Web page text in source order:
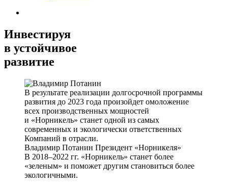
Инвестируя
в устойчивое
развитие
В результате реализации долгосрочной программы
развития до 2023 года произойдет омоложение
всех производственных мощностей
и «Норникель» станет одной из самых
современных и экологически ответственных
Компаний в отрасли.
Владимир Потанин Президент «Норникеля»
В 2018–2022 гг. «Норникель» станет более
«зеленым» и поможет другим становиться более
экологичными.